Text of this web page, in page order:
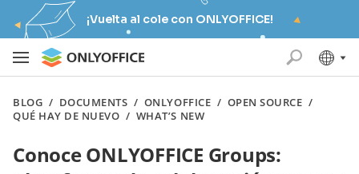
¡Vuelta al cole con ONLYOFFICE!
BLOG / DOCUMENTS / ONLYOFFICE / OPEN SOURCE /
QUÉ HAY DE NUEVO / WHAT’S NEW
Conoce ONLYOFFICE Groups: